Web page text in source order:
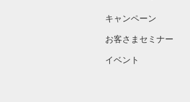
キャンペーン
お客さまセミナー
イベント